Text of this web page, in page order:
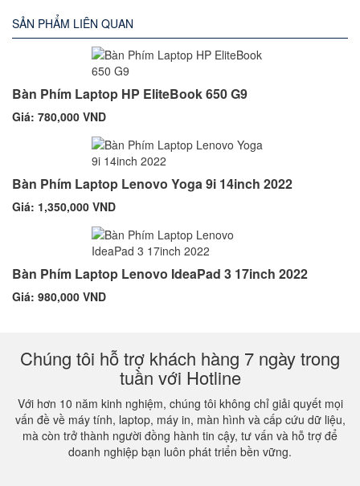
SẢN PHẨM LIÊN QUAN
Bàn Phím Laptop HP EliteBook 650 G9
Giá: 780,000 VND
Bàn Phím Laptop Lenovo Yoga 9i 14inch 2022
Giá: 1,350,000 VND
Bàn Phím Laptop Lenovo IdeaPad 3 17inch 2022
Giá: 980,000 VND
Chúng tôi hỗ trợ khách hàng 7 ngày trong
tuần với Hotline
Với hơn 10 năm kinh nghiệm, chúng tôi không chỉ giải quyết mọi
vấn đề về máy tính, laptop, máy in, màn hình và cấp cứu dữ liệu,
mà còn trở thành người đồng hành tin cậy, tư vấn và hỗ trợ để
doanh nghiệp bạn luôn phát triển bền vững.